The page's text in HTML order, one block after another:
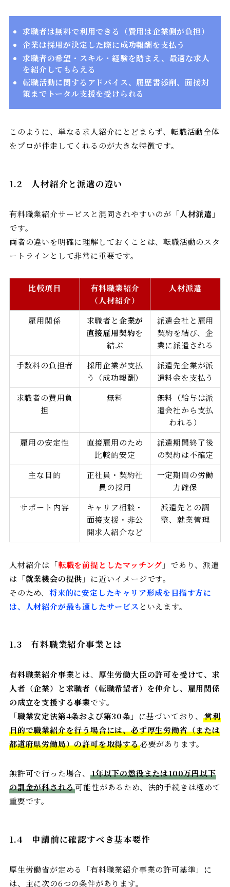
求職者は無料で利用できる（費用は企業側が負担）
企業は採用が決定した際に成功報酬を支払う
求職者の希望・スキル・経験を踏まえ、最適な求人
を紹介してもらえる
転職活動に関するアドバイス、履歴書添削、面接対
策までトータル支援を受けられる
このように、単なる求人紹介にとどまらず、転職活動全体
をプロが伴走してくれるのが大きな特徴です。
1.2 人材紹介と派遣の違い
有料職業紹介サービスと混同されやすいのが「人材派遣 」
です。
両者の違いを明確に理解しておくことは、転職活動のスタ
ートラインとして非常に重要です。
比較項目
有料職業紹介
（人材紹介）
人材派遣
雇用関係 求職者と企業が
直接雇用契約を
結ぶ
派遣会社と雇用
契約を結び、企
業に派遣される
手数料の負担者
採用企業が支払
う（成功報酬）
派遣先企業が派
遣料金を支払う
求職者の費用負
担
無料
無料（給与は派
遣会社から支払
われる）
雇用の安定性
直接雇用のため
比較的安定
派遣期間終了後
の契約は不確定
主な目的
正社員・契約社
員の採用
一定期間の労働
力確保
サポート内容
キャリア相談・
面接支援・非公
開求人紹介など
派遣先との調
整、就業管理
人材紹介は「転職を前提としたマッチング 」であり、派遣
は「就業機会の提供 」に近いイメージです。
そのため、 将来的に安定したキャリア形成を目指す方に
は、人材紹介が最も適したサービス といえます。
1.3有料職業紹介事業とは
有料職業紹介事業とは、 厚生労働大臣の許可を受けて、求
人者（企業）と求職者（転職希望者）を仲介し、雇用関係
の成立を支援する事業です。
「職業安定法第4条および第30条 」に基づいており、営利
目的で職業紹介を行う場合には、必ず厚生労働省（または
都道府県労働局）の許可を取得する必要があります。
無許可で行った場合、 1年以下の懲役または100万円以下
の罰金が科される可能性があるため、法的手続きは極めて
重要です。
1.4 申請前に確認すべき基本要件
厚生労働省が定める「有料職業紹介事業の許可基準」に
は、主に次の6つの条件があります。